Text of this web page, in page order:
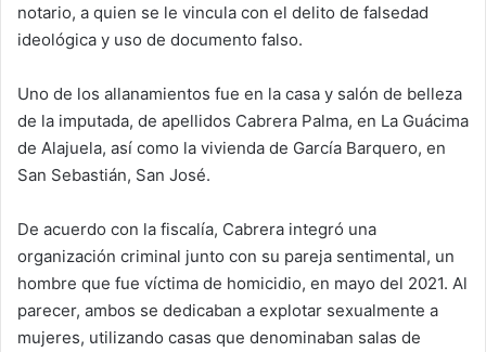
notario, a quien se le vincula con el delito de falsedad
ideológica y uso de documento falso.
Uno de los allanamientos fue en la casa y salón de belleza
de la imputada, de apellidos Cabrera Palma, en La Guácima
de Alajuela, así como la vivienda de García Barquero, en
San Sebastián, San José.
De acuerdo con la fiscalía, Cabrera integró una
organización criminal junto con su pareja sentimental, un
hombre que fue víctima de homicidio, en mayo del 2021. Al
parecer, ambos se dedicaban a explotar sexualmente a
mujeres, utilizando casas que denominaban salas de